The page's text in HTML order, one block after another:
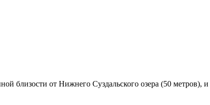
близости от Нижнего Суздальского озера (50 метров),